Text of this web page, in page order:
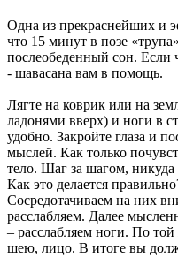
Одна из прекраснейших и
что 15 минут в позе
послеобеденный сон. Если
- шавасана вам в помощь.
Лягте на коврик или на
ладонями вверх) и ноги в
удобно. Закройте глаза и
мыслей. Как только
тело. Шаг за шагом, никуда
Как это делается
Сосредотачиваем на них
расслабляем. Далее
– расслабляем ноги. По
шею, лицо. В итоге вы